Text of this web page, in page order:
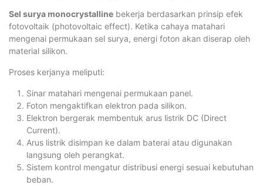
Sel surya monocrystalline bekerja berdasarkan prinsip efek
fotovoltaik (photovoltaic effect). Ketika cahaya matahari
mengenai permukaan sel surya, energi foton akan diserap oleh
material silikon.
Proses kerjanya meliputi:
Sinar matahari mengenai permukaan panel.
Foton mengaktifkan elektron pada silikon.
Elektron bergerak membentuk arus listrik DC (Direct
Current).
Arus listrik disimpan ke dalam baterai atau digunakan
langsung oleh perangkat.
Sistem kontrol mengatur distribusi energi sesuai kebutuhan
beban.